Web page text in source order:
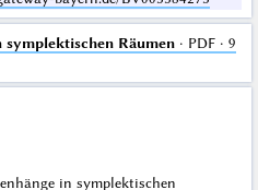
Räumen· PDF · 9
in symplektischen